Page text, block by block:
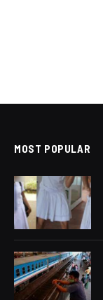
MOST POPULAR